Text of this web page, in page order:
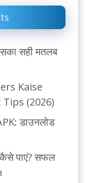
सही मतलब
Kaise
Tips (2026)
डाउनलोड
कैसे पाएं? सफल